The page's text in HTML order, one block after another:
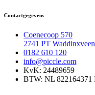
Contactgegevens
Coenecoop 570
2741 PT Waddinxveen
0182 610 120
info@piccle.com
KvK: 24489659
BTW: NL 822164371